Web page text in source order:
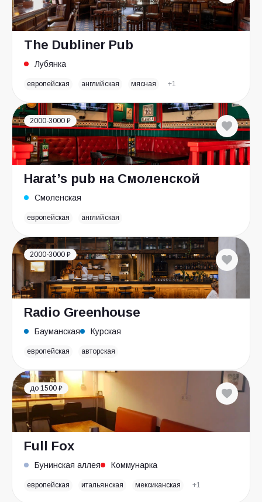
The Dubliner Pub
Лубянка
европейская английская мясная +1
2000-3000 ₽
Harat’s pub на Смоленской
Смоленская
европейская английская
2000-3000 ₽
Radio Greenhouse
Бауманская Курская
европейская авторская
до 1500 ₽
Full Fox
Бунинская аллея Коммунарка
европейская итальянская мексиканская +1